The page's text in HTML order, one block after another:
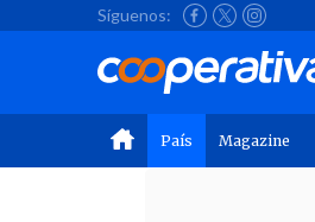
Síguenos:
País Magazine